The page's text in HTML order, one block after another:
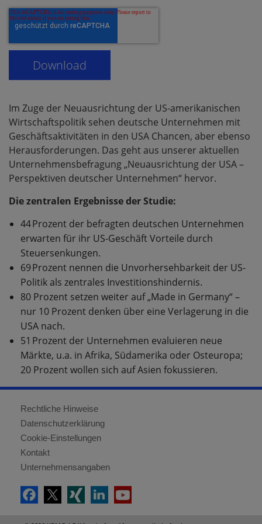
Im Zuge der Neuausrichtung der US-amerikanischen
Wirtschaftspolitik sehen deutsche Unternehmen mit
Geschäftsaktivitäten in den USA Chancen, aber ebenso
Herausforderungen. Das geht aus unserer aktuellen
Unternehmensbefragung „Neuausrichtung der USA –
Perspektiven deutscher Unternehmen“ hervor.
Die zentralen Ergebnisse der Studie:
44 Prozent der befragten deutschen Unternehmen
erwarten für ihr US-Geschäft Vorteile durch
Steuersenkungen.
69 Prozent nennen die Unvorhersehbarkeit der US-
Politik als zentrales Investitionshindernis.
80 Prozent setzen weiter auf „Made in Germany“ –
nur 10 Prozent denken über eine Verlagerung in die
USA nach.
51 Prozent der Unternehmen evaluieren neue
Märkte, u.a. in Afrika, Südamerika oder Osteuropa;
20 Prozent wollen sich auf Asien fokussieren.
Rechtliche Hinweise
Datenschutzerklärung
Cookie-Einstellungen
Kontakt
Unternehmensangaben